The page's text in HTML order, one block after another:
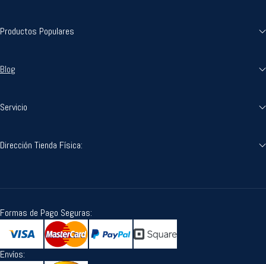
Productos Populares
Blog
Servicio
Dirección Tienda Física:
Formas de Pago Seguras:
Envíos: